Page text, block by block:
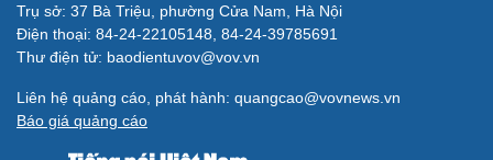
Cải chính
Trụ sở: 37 Bà Triệu, phường Cửa Nam, Hà Nội
Điện thoại: 84-24-22105148, 84-24-39785691
Thư điện tử: baodientuvov@vov.vn
Liên hệ quảng cáo, phát hành: quangcao@vovnews.vn
Báo giá quảng cáo